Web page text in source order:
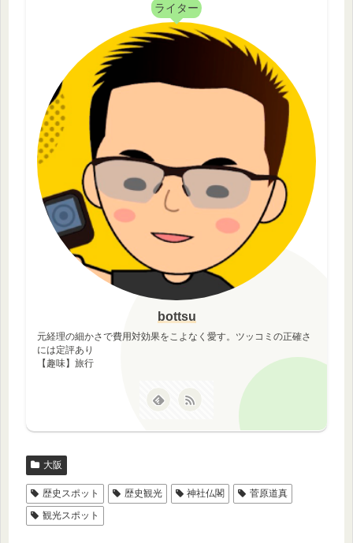
ライター
bottsu
元経理の細かさで費用対効果をこよなく愛す。ツッコミの正確さ
には定評あり
【趣味】旅行
大阪
歴史スポット 歴史観光 神社仏閣
菅原道真
観光スポット